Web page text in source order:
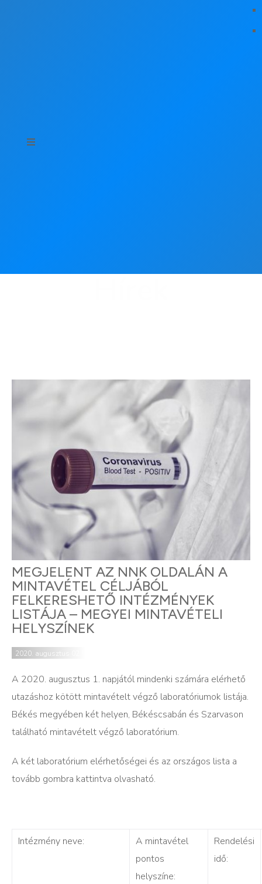
MEGJELENT AZ NNK OLDALÁN A
MINTAVÉTEL CÉLJÁBÓL
FELKERESHETŐ INTÉZMÉNYEK
LISTÁJA – MEGYEI MINTAVÉTELI
HELYSZÍNEK
2020. augusztus 02.
A 2020. augusztus 1. napjától mindenki számára elérhető
utazáshoz kötött mintavételt végző laboratóriumok listája.
Békés megyében két helyen, Békéscsabán és Szarvason
található mintavételt végző laboratórium.
A két laboratórium elérhetőségei és az országos lista a
tovább gombra kattintva olvasható.
Intézmény neve:
A mintavétel
pontos
helyszíne:
Rendelési
idő: